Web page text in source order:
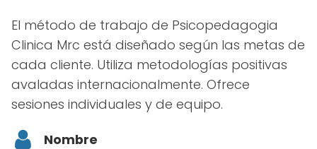
El método de trabajo de Psicopedagogia
Clinica Mrc está diseñado según las metas de
cada cliente. Utiliza metodologías positivas
avaladas internacionalmente. Ofrece
sesiones individuales y de equipo.
Nombre